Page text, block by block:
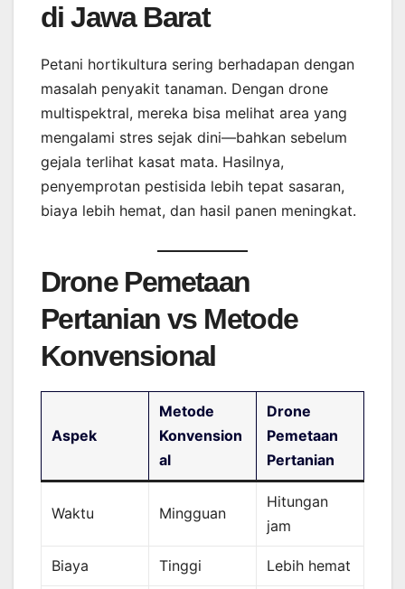
di Jawa Barat
Petani hortikultura sering berhadapan dengan
masalah penyakit tanaman. Dengan drone
multispektral, mereka bisa melihat area yang
mengalami stres sejak dini—bahkan sebelum
gejala terlihat kasat mata. Hasilnya,
penyemprotan pestisida lebih tepat sasaran,
biaya lebih hemat, dan hasil panen meningkat.
Drone Pemetaan
Pertanian vs Metode
Konvensional
Aspek
Metode
Konvension
al
Drone
Pemetaan
Pertanian
Waktu Mingguan
Hitungan
jam
Biaya Tinggi Lebih hemat